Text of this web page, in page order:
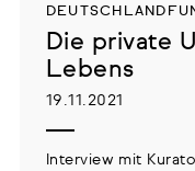
Die private
Lebens
19.11.2021
Interview mit